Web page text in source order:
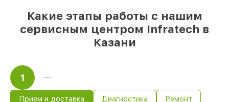
Какие этапы работы с нашим
сервисным центром Infratech в
Казани
1
Прием и доставка Диагностика Ремонт